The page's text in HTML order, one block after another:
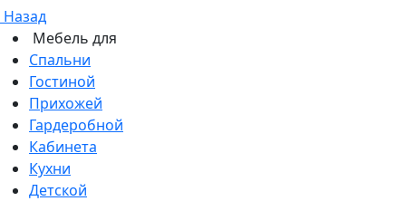
Назад
Мебель для
Спальни
Гостиной
Прихожей
Гардеробной
Кабинета
Кухни
Детской